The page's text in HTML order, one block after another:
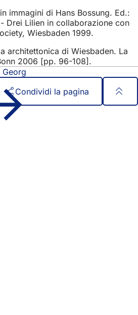
immagini di Hans Bossung. Ed.:
Drei Lilien in collaborazione con
Wiesbaden 1999.
architettonica di Wiesbaden. La
2006 [pp. 96-108].
Georg
Condividi la pagina